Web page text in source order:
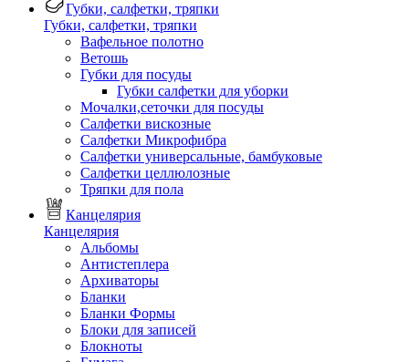
Губки, салфетки, тряпки
Губки, салфетки, тряпки
Вафельное полотно
Ветошь
Губки для посуды
Губки салфетки для уборки
Мочалки,сеточки для посуды
Салфетки вискозные
Салфетки Микрофибра
Салфетки универсальные, бамбуковые
Салфетки целлюлозные
Тряпки для пола
Канцелярия
Канцелярия
Альбомы
Антистеплера
Архиваторы
Бланки
Бланки Формы
Блоки для записей
Блокноты